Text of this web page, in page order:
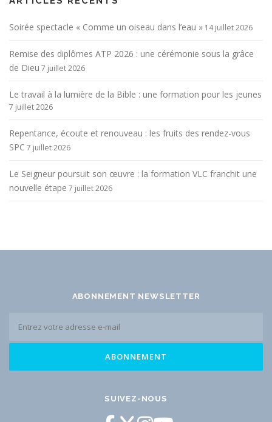
Soirée spectacle « Comme un oiseau dans l’eau » 14 juillet 2026
Remise des diplômes ATP 2026 : une cérémonie sous la grâce
de Dieu 7 juillet 2026
Le travail à la lumière de la Bible : une formation pour les jeunes
7 juillet 2026
Repentance, écoute et renouveau : les fruits des rendez-vous
SPC 7 juillet 2026
Le Seigneur poursuit son œuvre : la formation VLC franchit une
nouvelle étape 7 juillet 2026
ABONNEMENT NEWSLETTER
SUIVEZ-NOUS